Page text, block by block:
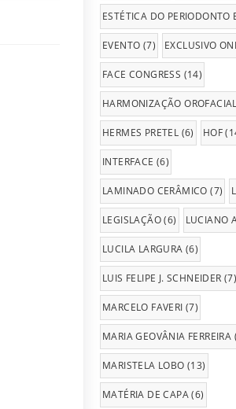
ESTÉTICA DO PERIODONTO
EVENTO (7) EXCLUSIVO
FACE CONGRESS (14)
HARMONIZAÇÃO OROFACIAL
HERMES PRETEL (6) HOF
INTERFACE (6)
LAMINADO CERÂMICO (7)
LEGISLAÇÃO(6) LUCIANO
LUCILA LARGURA (6)
LUIS FELIPE J. SCHNEIDER (7)
MARCELO FAVERI (7)
MARIA GEOVÂNIA FERREIRA
MARISTELA LOBO (13)
MATÉRIA DE CAPA(6)